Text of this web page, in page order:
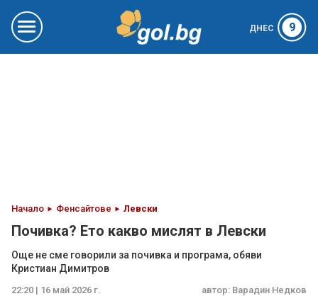
ДНЕС 9
Начало Фенсайтове Левски
Почивка? Ето какво мислят в Левски
Още не сме говорили за почивка и програма, обяви
Кристиан Димитров
22:20 | 16 май 2026 г. автор: Варадин Недков